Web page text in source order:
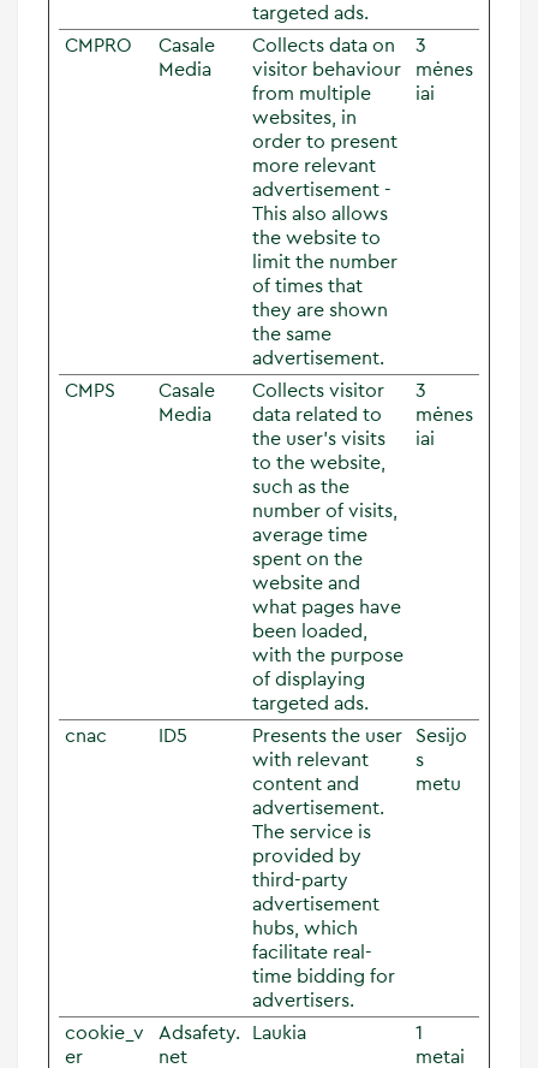
targeted ads.
CMPRO
Casale
Media
Collects data on
visitor behaviour
from multiple
websites, in
order to present
more relevant
advertisement -
This also allows
the website to
limit the number
of times that
they are shown
the same
advertisement.
3
mėnes
iai
CMPS
Casale
Media
Collects visitor
data related to
the user's visits
to the website,
such as the
number of visits,
average time
spent on the
website and
what pages have
been loaded,
with the purpose
of displaying
targeted ads.
3
mėnes
iai
cnac ID5
Presents the user
with relevant
content and
advertisement.
The service is
provided by
third-party
advertisement
hubs, which
facilitate real-
time bidding for
advertisers.
Sesijo
s
metu
cookie_v
er
Adsafety.
net
Laukia
1
metai